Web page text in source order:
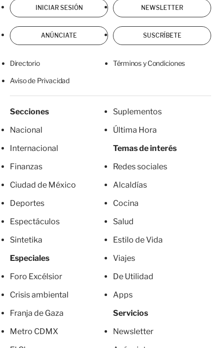
INICIAR SESIÓN NEWSLETTER
ANÚNCIATE SUSCRÍBETE
Directorio Términos y Condiciones
Aviso de Privacidad
Secciones
Nacional
Internacional
Finanzas
Ciudad de México
Deportes
Espectáculos
Sintetika
Especiales
Foro Excélsior
Crisis ambiental
Franja de Gaza
Metro CDMX
Suplementos
Última Hora
Temas de interés
Redes sociales
Alcaldías
Cocina
Salud
Estilo de Vida
Viajes
De Utilidad
Apps
Servicios
Newsletter